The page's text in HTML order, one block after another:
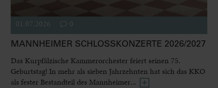
01.07.2026 0
MANNHEIMER SCHLOSSKONZERTE 2026/2027
Das Kurpfälzische Kammerorchester feiert seinen 75.
Geburtstag! In mehr als sieben Jahrzehnten hat sich das KKO
als fester Bestandteil des Mannheimer...